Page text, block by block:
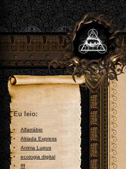
Eu leio:
Alfarrábio
Alriada Express
Anima Lupus
ecologia digital
fff